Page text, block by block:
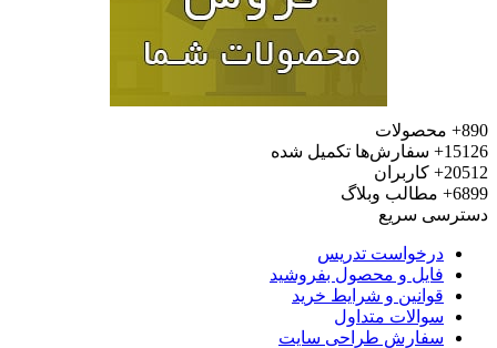
محصولات
سفارش‌ها تکمیل شده
کاربران
مطالب وبلاگ
سریع
درخواست تدریس
فایل و محصول بفروشید
قوانین و شرایط خرید
سوالات متداول
سفارش طراحی سایت